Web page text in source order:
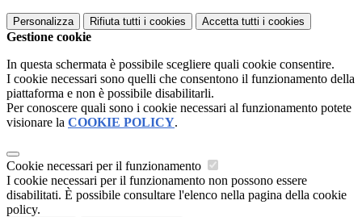
Personalizza Rifiuta tutti i cookies Accetta tutti i cookies
Gestione cookie
In questa schermata è possibile scegliere quali cookie consentire.
I cookie necessari sono quelli che consentono il funzionamento della
piattaforma e non è possibile disabilitarli.
Per conoscere quali sono i cookie necessari al funzionamento potete
visionare la COOKIE POLICY.
Cookie necessari per il funzionamento
I cookie necessari per il funzionamento non possono essere
disabilitati. È possibile consultare l'elenco nella pagina della cookie
policy.